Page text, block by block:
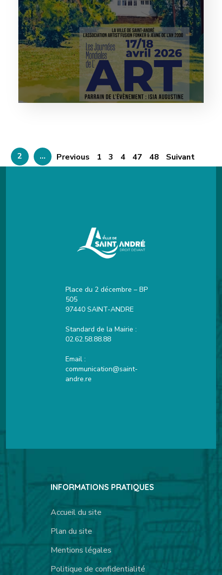
Previous 1
2 3 4
… 47 48 Suivant
Place du 2 décembre – BP
505
97440 SAINT-ANDRE
Standard de la Mairie :
02.62.58.88.88
Email :
communication@saint-
andre.re
INFORMATIONS PRATIQUES
Accueil du site
Plan du site
Mentions légales
Politique de confidentialité